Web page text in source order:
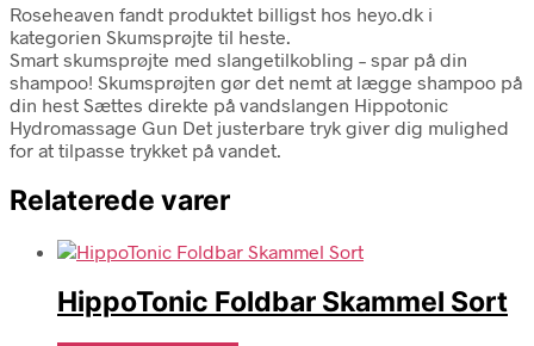
Roseheaven fandt produktet billigst hos heyo.dk i
kategorien Skumsprøjte til heste.
Smart skumsprøjte med slangetilkobling – spar på din
shampoo! Skumsprøjten gør det nemt at lægge shampoo på
din hest Sættes direkte på vandslangen Hippotonic
Hydromassage Gun Det justerbare tryk giver dig mulighed
for at tilpasse trykket på vandet.
Relaterede varer
HippoTonic Foldbar Skammel Sort